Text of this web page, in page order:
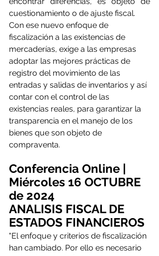
cuestionamiento o de ajuste fiscal.
Con ese nuevo enfoque de
fiscalización a las existencias de
mercaderías, exige a las empresas
adoptar las mejores prácticas de
registro del movimiento de las
entradas y salidas de inventarios y así
contar con el control de las
existencias reales, para garantizar la
transparencia en el manejo de los
bienes que son objeto de
compraventa.
Conferencia Online |
Miércoles 16 OCTUBRE
de 2024
ANALISIS FISCAL DE
ESTADOS FINANCIEROS
"El enfoque y criterios de fiscalización
han cambiado. Por ello es necesario